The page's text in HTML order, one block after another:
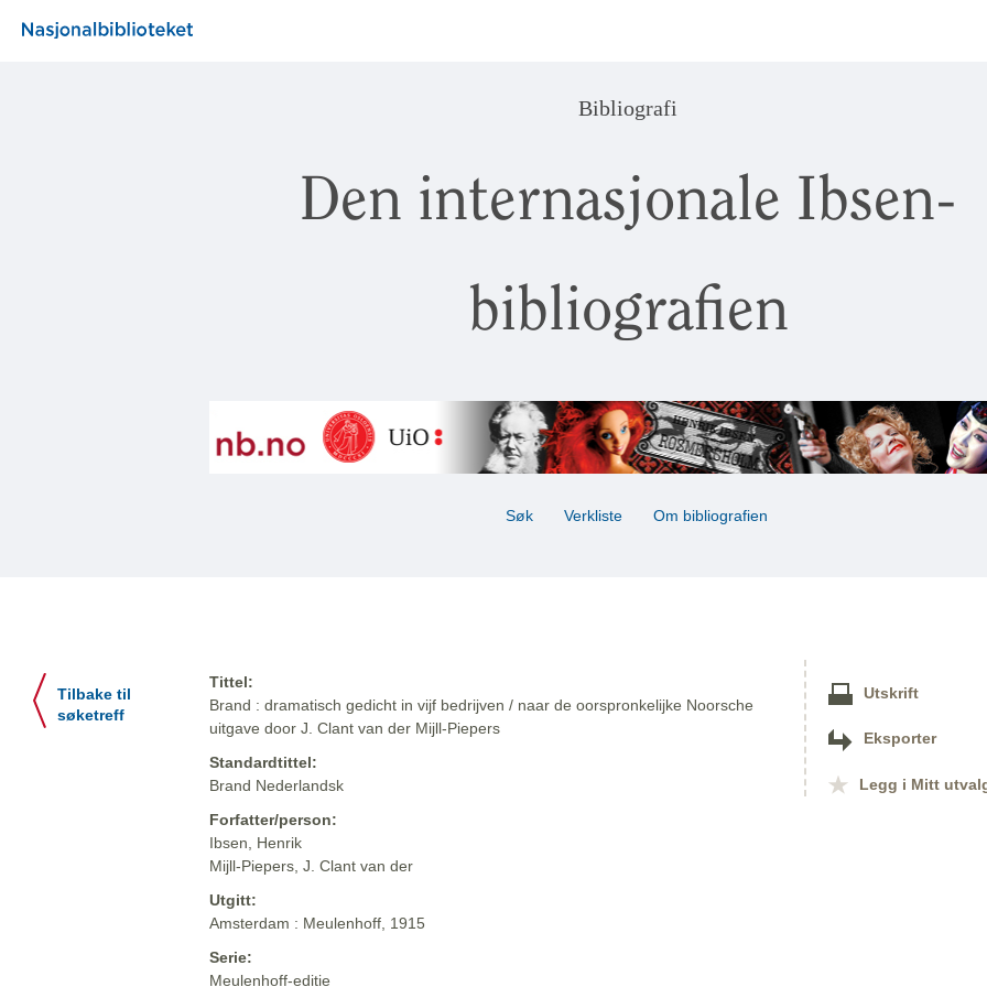
Bibliografi
Den internasjonale Ibsen-
bibliografien
Søk Verkliste Om bibliografien
Tilbake til
søketreff
Tittel:
Brand : dramatisch gedicht in vijf bedrijven / naar de oorspronkelijke Noorsche
uitgave door J. Clant van der Mijll-Piepers
Standardtittel:
Brand Nederlandsk
Forfatter/person:
Ibsen, Henrik
Mijll-Piepers, J. Clant van der
Utgitt:
Amsterdam : Meulenhoff, 1915
Serie:
Meulenhoff-editie
Utskrift
Eksporter
Legg i Mitt